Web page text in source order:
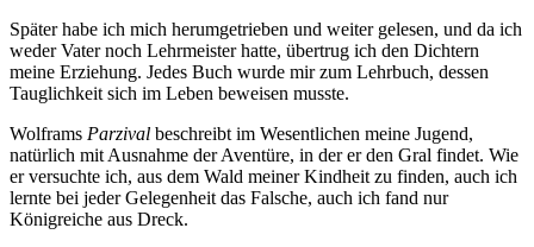
Später habe ich mich herumgetrieben und weiter gelesen, und da ich
weder Vater noch Lehrmeister hatte, übertrug ich den Dichtern
meine Erziehung. Jedes Buch wurde mir zum Lehrbuch, dessen
Tauglichkeit sich im Leben beweisen musste.
Wolframs Parzival beschreibt im Wesentlichen meine Jugend,
natürlich mit Ausnahme der Aventüre, in der er den Gral findet. Wie
er versuchte ich, aus dem Wald meiner Kindheit zu finden, auch ich
lernte bei jeder Gelegenheit das Falsche, auch ich fand nur
Königreiche aus Dreck.